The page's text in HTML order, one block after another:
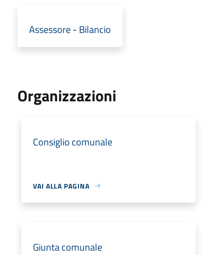
Assessore - Bilancio
Organizzazioni
Consiglio comunale
VAI ALLA PAGINA
Giunta comunale